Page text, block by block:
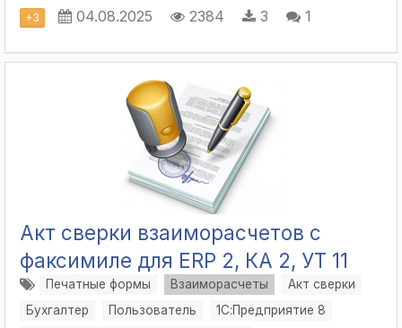
+3 04.08.2025 2384 3 1
Акт сверки взаиморасчетов с
факсимиле для ERP 2, КА 2, УТ 11
Печатные формы Взаиморасчеты
Акт сверки
Бухгалтер
Пользователь
1С:Предприятие 8